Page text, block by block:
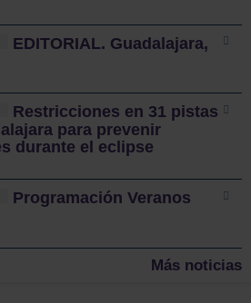
EDITORIAL. Guadalajara,
Restricciones en 31 pistas
para prevenir
durante el eclipse
Programación Veranos
Más noticias